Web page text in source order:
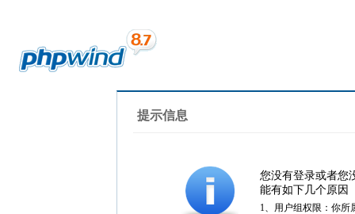
提示信息
您没有登录或者您
能有如下几个原因
1、用户组权限：你所